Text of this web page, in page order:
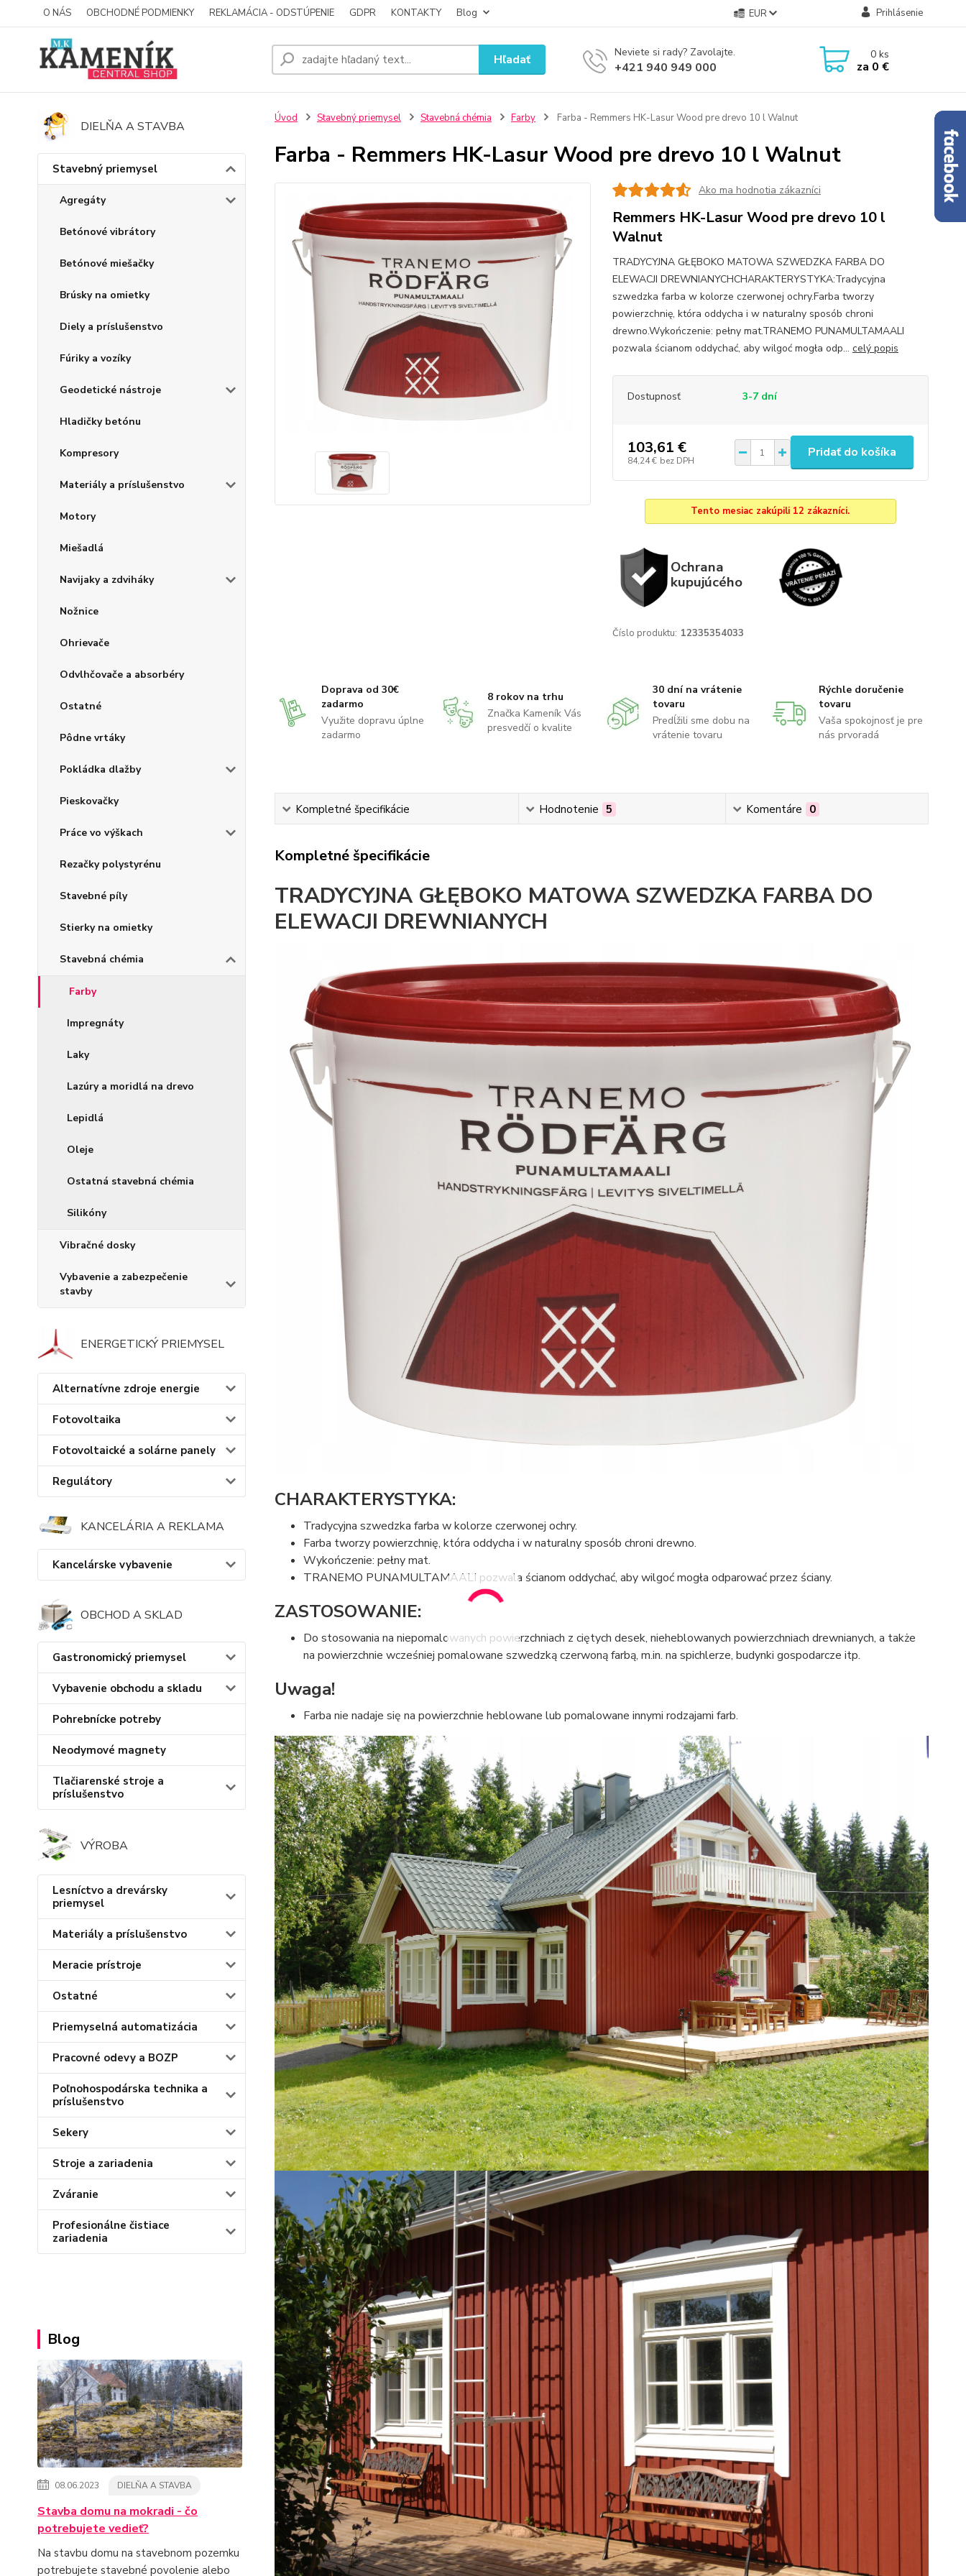
O NÁS OBCHODNÉ PODMIENKY REKLAMÁCIA - ODSTÚPENIE GDPR KONTAKTY Blog EUR Prihlásenie
Hľadať Neviete si rady? Zavolajte.
+421 940 949 000
0ks
za 0 €
DIELŇA A STAVBA
Stavebný priemysel
Agregáty
Betónové vibrátory
Betónové miešačky
Brúsky na omietky
Diely a príslušenstvo
Fúriky a vozíky
Geodetické nástroje
Hladičky betónu
Kompresory
Materiály a príslušenstvo
Motory
Miešadlá
Navijaky a zdviháky
Nožnice
Ohrievače
Odvlhčovače a absorbéry
Ostatné
Pôdne vrtáky
Pokládka dlažby
Pieskovačky
Práce vo výškach
Rezačky polystyrénu
Stavebné píly
Stierky na omietky
Stavebná chémia
Farby
Impregnáty
Laky
Lazúry a moridlá na drevo
Lepidlá
Oleje
Ostatná stavebná chémia
Silikóny
Vibračné dosky
Vybavenie a zabezpečenie
stavby
ENERGETICKÝ PRIEMYSEL
Alternatívne zdroje energie
Fotovoltaika
Fotovoltaické a solárne panely
Regulátory
KANCELÁRIA A REKLAMA
Kancelárske vybavenie
OBCHOD A SKLAD
Gastronomický priemysel
Vybavenie obchodu a skladu
Pohrebnícke potreby
Neodymové magnety
Tlačiarenské stroje a
príslušenstvo
VÝROBA
Lesníctvo a drevársky
priemysel
Materiály a príslušenstvo
Meracie prístroje
Ostatné
Priemyselná automatizácia
Pracovné odevy a BOZP
Poľnohospodárska technika a
príslušenstvo
Sekery
Stroje a zariadenia
Zváranie
Profesionálne čistiace
zariadenia
Blog
08.06.2023 DIELŇA A STAVBA
Stavba domu na mokradi - čo
potrebujete vedieť?
Na stavbu domu na stavebnom pozemku
potrebujete stavebné povolenie alebo
Úvod Stavebný priemysel Stavebná chémia Farby Farba - Remmers HK-Lasur Wood pre drevo 10 l Walnut
Farba - Remmers HK-Lasur Wood pre drevo 10 l Walnut
Ako ma hodnotia zákazníci
Remmers HK-Lasur Wood pre drevo 10 l
Walnut
TRADYCYJNA GŁĘBOKO MATOWA SZWEDZKA FARBA DO
ELEWACJI DREWNIANYCHCHARAKTERYSTYKA:Tradycyjna
szwedzka farba w kolorze czerwonej ochry.Farba tworzy
powierzchnię, która oddycha i w naturalny sposób chroni
drewno.Wykończenie: pełny mat.TRANEMO PUNAMULTAMAALI
pozwala ścianom oddychać, aby wilgoć mogła odp... celý popis
Dostupnosť 3-7 dní
103,61 €
84,24 € bez DPH
Pridať do košíka
Tento mesiac zakúpili 12 zákazníci.
Ochrana
kupujúcého
Číslo produktu: 12335354033
Doprava od 30€
zadarmo
Využite dopravu úplne
zadarmo
8 rokov na trhu
Značka Kameník Vás
presvedčí o kvalite
30 dní na vrátenie
tovaru
Predĺžili sme dobu na
vrátenie tovaru
Rýchle doručenie
tovaru
Vaša spokojnosť je pre
nás prvoradá
Kompletné špecifikácie Hodnotenie 5 Komentáre 0
Kompletné špecifikácie
TRADYCYJNA GŁĘBOKO MATOWA SZWEDZKA FARBA DO
ELEWACJI DREWNIANYCH
CHARAKTERYSTYKA:
Tradycyjna szwedzka farba w kolorze czerwonej ochry.
Farba tworzy powierzchnię, która oddycha i w naturalny sposób chroni drewno.
Wykończenie: pełny mat.
TRANEMO PUNAMULTAMAALI pozwala ścianom oddychać, aby wilgoć mogła odparować przez ściany.
ZASTOSOWANIE:
Do stosowania na niepomalowanych powierzchniach z ciętych desek, nieheblowanych powierzchniach drewnianych, a także
na powierzchnie wcześniej pomalowane szwedzką czerwoną farbą, m.in. na spichlerze, budynki gospodarcze itp.
Uwaga!
Farba nie nadaje się na powierzchnie heblowane lub pomalowane innymi rodzajami farb.